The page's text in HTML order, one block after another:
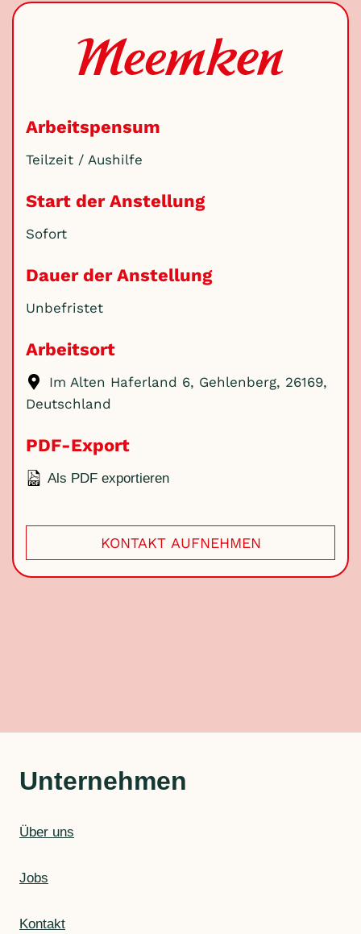
Arbeitspensum
Teilzeit / Aushilfe
Start der Anstellung
Sofort
Dauer der Anstellung
Unbefristet
Arbeitsort
Im Alten Haferland 6, Gehlenberg, 26169,
Deutschland
PDF-Export
Als PDF exportieren
KONTAKT AUFNEHMEN
Unternehmen
Über uns
Jobs
Kontakt